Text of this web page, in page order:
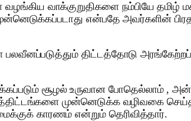
வழங்கிய வாக்குறுதிகளை நம்பியே
என்பதே அவர்களின்
திட்டத்தோடு
சூழல் உருவான போதெல்லாம் ,
முன்னெடுக்க வழிவகை
காரணம் என்றும் தெரிவித்தார்.